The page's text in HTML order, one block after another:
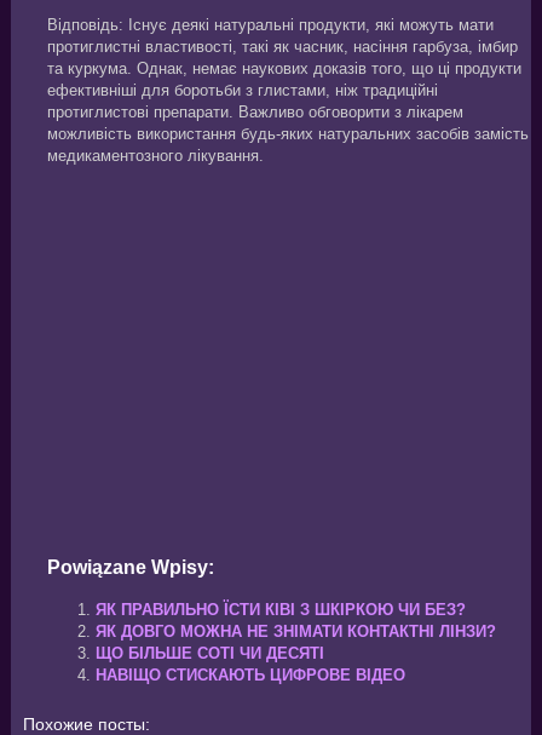
Відповідь: Існує деякі натуральні продукти, які можуть мати
протиглистні властивості, такі як часник, насіння гарбуза, імбир
та куркума. Однак, немає наукових доказів того, що ці продукти
ефективніші для боротьби з глистами, ніж традиційні
протиглистові препарати. Важливо обговорити з лікарем
можливість використання будь-яких натуральних засобів замість
медикаментозного лікування.
Powiązane Wpisy:
ЯК ПРАВИЛЬНО ЇСТИ КІВІ З ШКІРКОЮ ЧИ БЕЗ?
ЯК ДОВГО МОЖНА НЕ ЗНІМАТИ КОНТАКТНІ ЛІНЗИ?
ЩО БІЛЬШЕ СОТІ ЧИ ДЕСЯТІ
НАВІЩО СТИСКАЮТЬ ЦИФРОВЕ ВІДЕО
Похожие посты: